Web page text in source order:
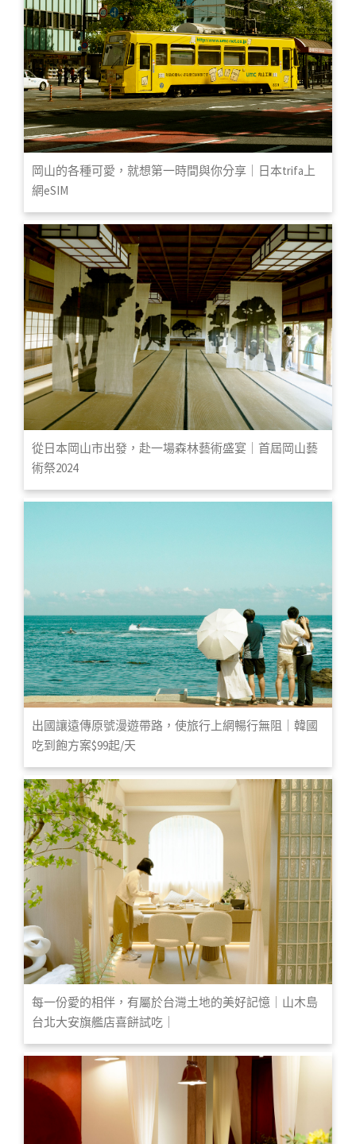
岡山的各種可愛，就想第一時間與你分享｜日本trifa上
網eSIM
從日本岡山市出發，赴一場森林藝術盛宴｜首屆岡山藝
術祭2024
出國讓遠傳原號漫遊帶路，使旅行上網暢行無阻｜韓國
吃到飽方案$99起/天
每一份愛的相伴，有屬於台灣土地的美好記憶｜山木島
台北大安旗艦店喜餅試吃｜